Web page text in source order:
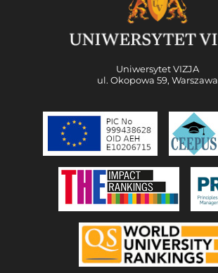
Uniwersytet VIZJA
ul. Okopowa 59, Warszawa